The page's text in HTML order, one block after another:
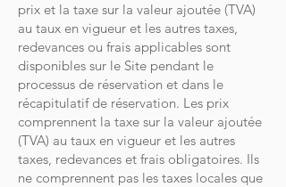
prix et la taxe sur la valeur ajoutée (TVA)
au taux en vigueur et les autres taxes,
redevances ou frais applicables sont
disponibles sur le Site pendant le
processus de réservation et dans le
récapitulatif de réservation. Les prix
comprennent la taxe sur la valeur ajoutée
(TVA) au taux en vigueur et les autres
taxes, redevances et frais obligatoires. Ils
ne comprennent pas les taxes locales que